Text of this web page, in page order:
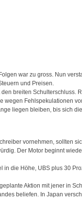
war zu gross. Nun
und Preisen.
breiten Schulterschluss.
wegen Fehlspekulationen
liegen bleiben, bis sich
vornehmen, sollten
Der Motor beginnt
die Höhe, UBS plus 30
Aktion mit jener in
beliefen. In Japan